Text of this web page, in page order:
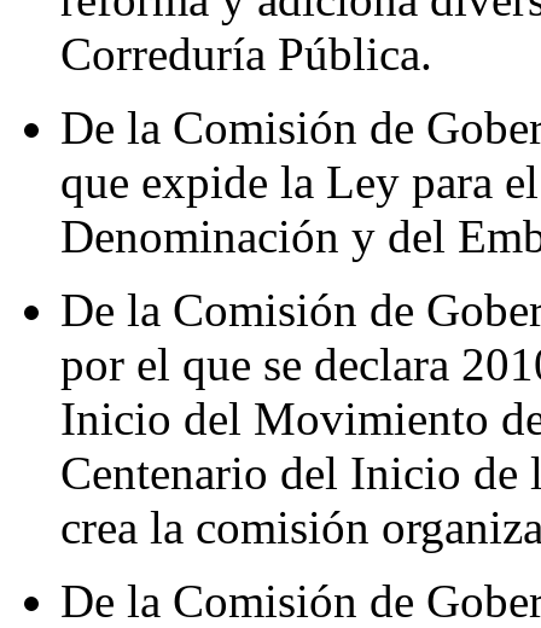
Correduría Pública.
De la Comisión de
que expide la Ley para
Denominación y del
De la Comisión de
por el que se declara
Inicio del Movimiento
Centenario del Inicio de
crea la comisión
De la Comisión de